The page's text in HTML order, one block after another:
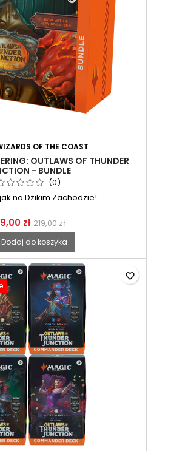
OF THE COAST
OUTLAWS OF THUNDER
- BUNDLE
(0)
na Dzikim Zachodzie!
zł 219,00 zł
Dodaj do koszyka
favorite_border